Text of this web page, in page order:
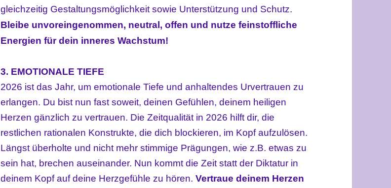
gleichzeitig Gestaltungsmöglichkeit sowie Unterstützung und Schutz.
Bleibe unvoreingenommen, neutral, offen und nutze feinstoffliche
Energien für dein inneres Wachstum!
3. EMOTIONALE TIEFE
2026 ist das Jahr, um emotionale Tiefe und anhaltendes Urvertrauen zu
erlangen. Du bist nun fast soweit, deinen Gefühlen, deinem heiligen
Herzen gänzlich zu vertrauen. Die Zeitqualität in 2026 hilft dir, die
restlichen rationalen Konstrukte, die dich blockieren, im Kopf aufzulösen.
Längst überholte und nicht mehr stimmige Prägungen, wie z.B. etwas zu
sein hat, brechen auseinander. Nun kommt die Zeit statt der Diktatur in
deinem Kopf auf deine Herzgefühle zu hören.Vertraue deinem Herzen